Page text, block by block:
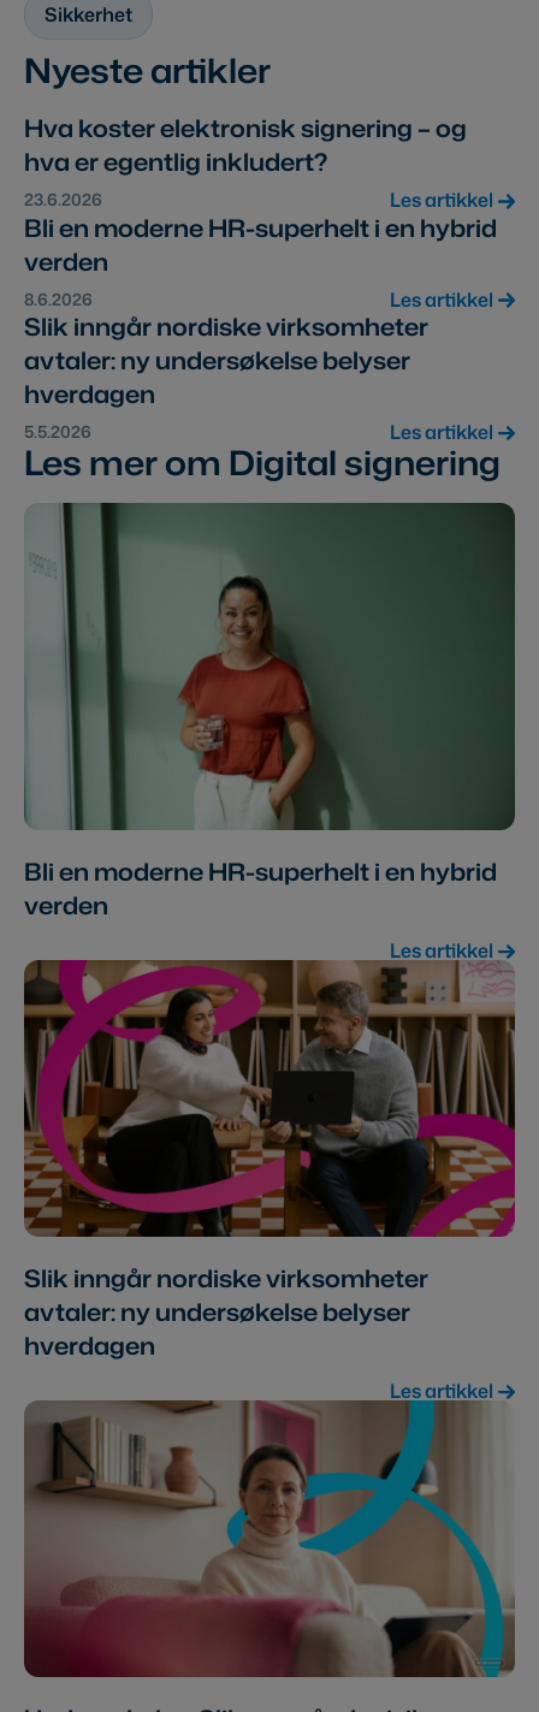
Sikkerhet
Nyeste artikler
Hva koster elektronisk signering – og
hva er egentlig inkludert?
23.6.2026 Les artikkel
Bli en moderne HR-superhelt i en hybrid
verden
8.6.2026 Les artikkel
Slik inngår nordiske virksomheter
avtaler: ny undersøkelse belyser
hverdagen
5.5.2026 Les artikkel
Les mer om Digital signering
Bli en moderne HR-superhelt i en hybrid
verden
Les artikkel
Slik inngår nordiske virksomheter
avtaler: ny undersøkelse belyser
hverdagen
Les artikkel